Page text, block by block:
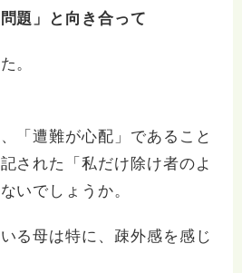
題」と向き合って
。
「遭難が心配」であること
された「私だけ除け者のよ
いでしょうか。
る母は特に、疎外感を感じ